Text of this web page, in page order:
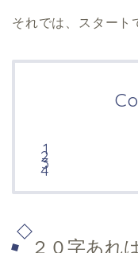
それでは、スタート
２０字あれ